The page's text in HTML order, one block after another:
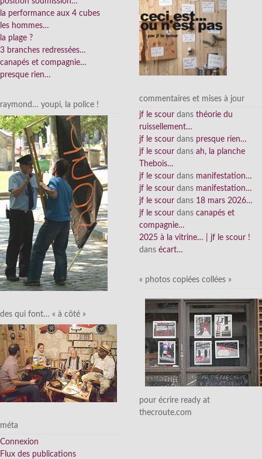
la performance aux 4 cubes
les hommes…
la plage ?
3 branches redressées…
canapés et compagnie…
presque rien…
raymond… youpi, la police !
des qui font… « à côté »
méta
Connexion
Flux des publications
commentaires et mises à jour
jf le scour dans théorie du
ruissellement…
jf le scour dans presque rien…
jf le scour dans ah, la planche
Thebois…
jf le scour dans manifestation…
jf le scour dans manifestation…
jf le scour dans 18 mars 2026…
jf le scour dans canapés et
compagnie…
2025 à la vitrine… | jf le scour !
dans écart…
« photos copiées collées »
pour écrire ready at
thecroute.com